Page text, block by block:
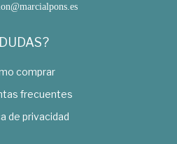
comprar
frecuentes
de privacidad